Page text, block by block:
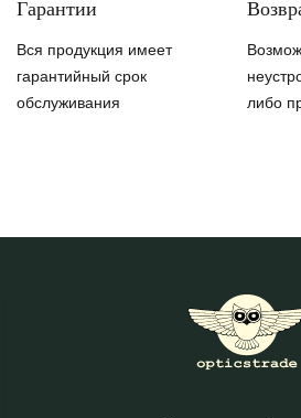
Гарантии
Вся продукция имеет
гарантийный срок
обслуживания
либо